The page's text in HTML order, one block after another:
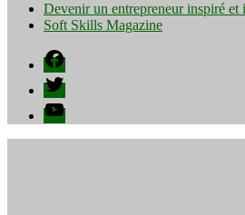
Devenir un entrepreneur inspiré et
Soft Skills Magazine
Facebook
Twitter
YouTube